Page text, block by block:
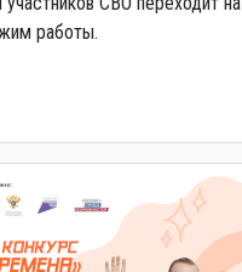
работы.